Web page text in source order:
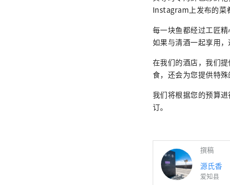
Instagram上发布的菜
每一块鱼都经过工匠
如果与清酒一起享用，
在我们的酒店，我们
食，还会为您提供特
我们将根据您的预算
订。
撰稿
源氏香
爱知县